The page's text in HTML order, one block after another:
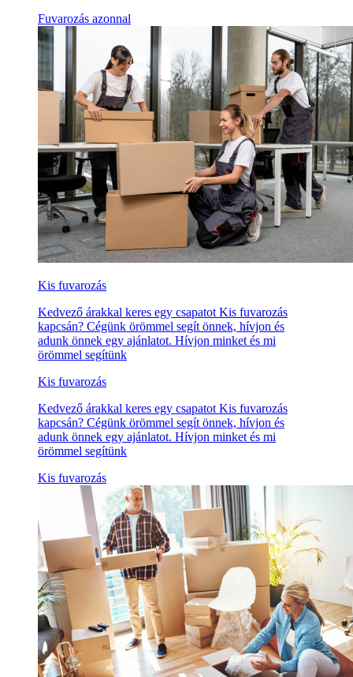
Fuvarozás azonnal
Kis fuvarozás
Kedvező árakkal keres egy csapatot Kis fuvarozás
kapcsán? Cégünk örömmel segít önnek, hívjon és
adunk önnek egy ajánlatot. Hívjon minket és mi
örömmel segítünk
Kis fuvarozás
Kedvező árakkal keres egy csapatot Kis fuvarozás
kapcsán? Cégünk örömmel segít önnek, hívjon és
adunk önnek egy ajánlatot. Hívjon minket és mi
örömmel segítünk
Kis fuvarozás